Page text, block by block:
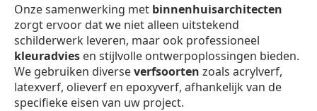
Onze samenwerking met binnenhuisarchitecten
zorgt ervoor dat we niet alleen uitstekend
schilderwerk leveren, maar ook professioneel
kleuradvies en stijlvolle ontwerpoplossingen bieden.
We gebruiken diverseverfsoorten zoals acrylverf,
latexverf, olieverf en epoxyverf, afhankelijk van de
specifieke eisen van uw project.